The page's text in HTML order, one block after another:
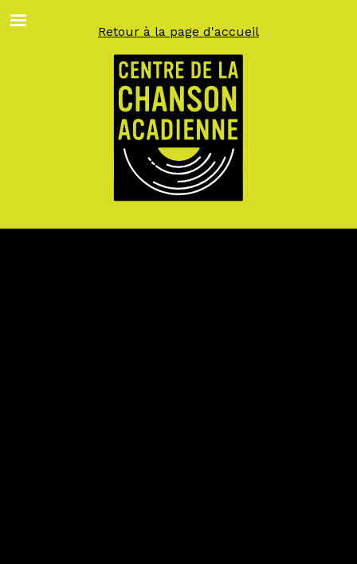
au
Retour à la page d'accueil